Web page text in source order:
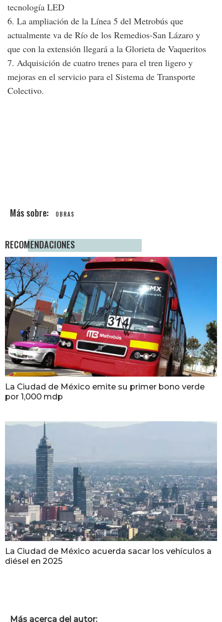
tecnología LED
6. La ampliación de la Línea 5 del Metrobús que
actualmente va de Río de los Remedios-San Lázaro y
que con la extensión llegará a la Glorieta de Vaqueritos
7. Adquisición de cuatro trenes para el tren ligero y
mejoras en el servicio para el Sistema de Transporte
Colectivo.
OBRAS
RECOMENDACIONES
La Ciudad de México emite su primer bono verde
por 1,000 mdp
La Ciudad de México acuerda sacar los vehículos a
diésel en 2025
Más acerca del autor: